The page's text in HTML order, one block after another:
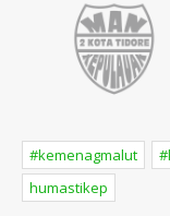
#kemenagmalut
humastikep